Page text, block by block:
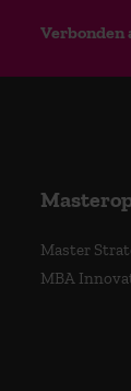
Verbonden
Master
MBA